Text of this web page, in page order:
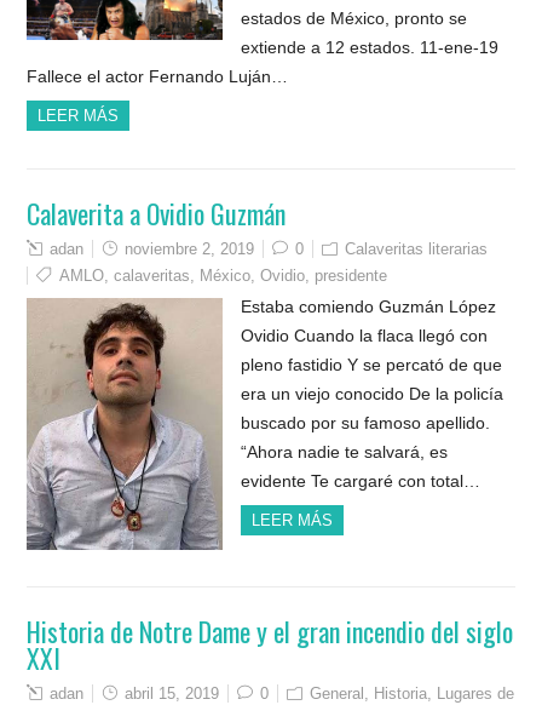
estados de México, pronto se
extiende a 12 estados. 11-ene-19
Fallece el actor Fernando Luján…
LEER MÁS
Calaverita a Ovidio Guzmán
adan noviembre 2, 2019 0
Calaveritas literarias
AMLO ,calaveritas México ,Ovidio presidente
Estaba comiendo Guzmán López
Ovidio Cuando la flaca llegó con
pleno fastidio Y se percató de que
era un viejo conocido De la policía
buscado por su famoso apellido.
“Ahora nadie te salvará, es
evidente Te cargaré con total…
LEER MÁS
Historia de Notre Dame y el gran incendio del siglo
XXI
adan abril 15, 2019 0 General , Historia, Lugares de